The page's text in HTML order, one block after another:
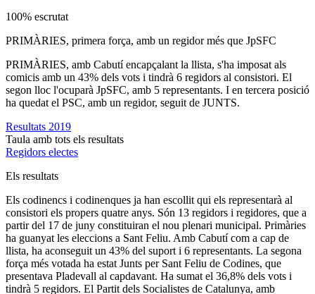
100% escrutat
PRIMÀRIES, primera força, amb un regidor més que JpSFC
PRIMÀRIES, amb Cabutí encapçalant la llista, s'ha imposat als
comicis amb un 43% dels vots i tindrà 6 regidors al consistori. El
segon lloc l'ocuparà JpSFC, amb 5 representants. I en tercera posició
ha quedat el PSC, amb un regidor, seguit de JUNTS.
Resultats 2019
Taula amb tots els resultats
Regidors electes
Els resultats
Els codinencs i codinenques ja han escollit qui els representarà al
consistori els propers quatre anys. Són 13 regidors i regidores, que a
partir del 17 de juny constituiran el nou plenari municipal. Primàries
ha guanyat les eleccions a Sant Feliu. Amb Cabutí com a cap de
llista, ha aconseguit un 43% del suport i 6 representants. La segona
força més votada ha estat Junts per Sant Feliu de Codines, que
presentava Pladevall al capdavant. Ha sumat el 36,8% dels vots i
tindrà 5 regidors. El Partit dels Socialistes de Catalunya, amb